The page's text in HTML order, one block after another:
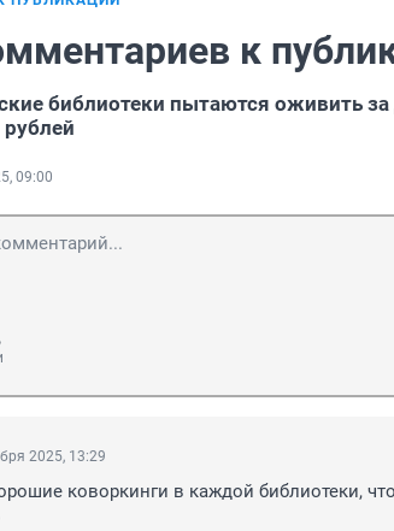
к
библиотеки пытаются оживить за
09:00
2025, 13:29
коворкинги в каждой библиотеки,